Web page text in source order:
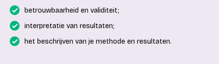
betrouwbaarheid en validiteit;
interpretatie van resultaten;
het beschrijven van je methode en resultaten.